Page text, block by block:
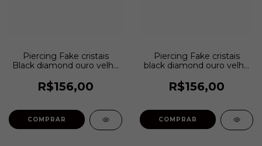
Piercing Fake cristais
Black diamond ouro velho
R$156,00
COMPRAR
Piercing Fake cristais
black diamond ouro velho
R$156,00
COMPRAR